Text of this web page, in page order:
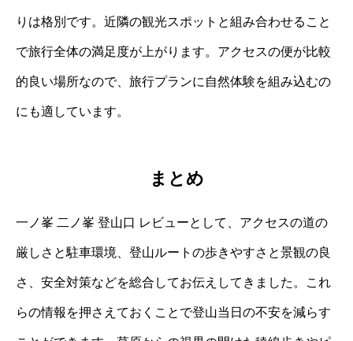
りは格別です。近隣の観光スポットと組み合わせること
で旅行全体の満足度が上がります。アクセスの便が比較
的良い場所なので、旅行プランに自然体験を組み込むの
にも適しています。
まとめ
一ノ峯 二ノ峯 登山口 レビューとして、アクセスの道の
厳しさと駐車環境、登山ルートの歩きやすさと景観の良
さ、安全対策などを総合してお伝えしてきました。これ
らの情報を押さえておくことで登山当日の不安を減らす